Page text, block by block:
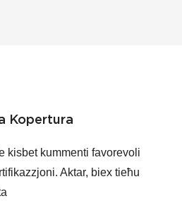
Kopertura
kisbet kummenti favorevoli
Aktar, biex tieħu